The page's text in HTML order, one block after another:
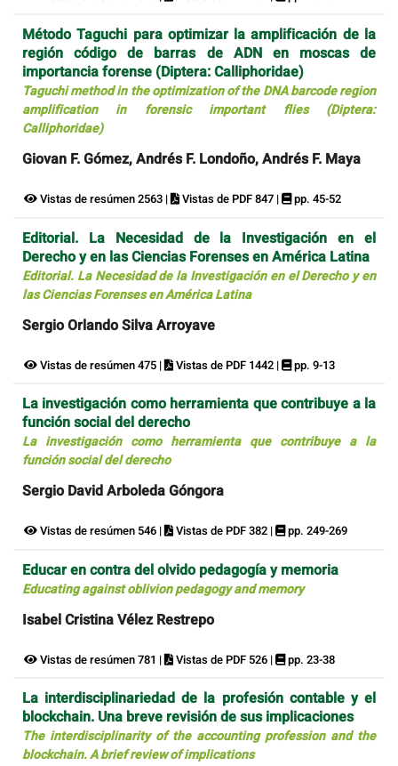
Método Taguchi para optimizar la amplificación de la
región código de barras de ADN en moscas de
importancia forense (Diptera: Calliphoridae)
Taguchi method in the optimization of the DNA barcode region
amplification in forensic important flies (Diptera:
Calliphoridae)
Giovan F. Gómez, Andrés F. Londoño, Andrés F. Maya
Vistas de resúmen 2563 | Vistas de PDF 847 | pp. 45-52
Editorial. La Necesidad de la Investigación en el
Derecho y en las Ciencias Forenses en América Latina
Editorial. La Necesidad de la Investigación en el Derecho y en
las Ciencias Forenses en América Latina
Sergio Orlando Silva Arroyave
Vistas de resúmen 475 | Vistas de PDF 1442 | pp. 9-13
La investigación como herramienta que contribuye a la
función social del derecho
La investigación como herramienta que contribuye a la
función social del derecho
Sergio David Arboleda Góngora
Vistas de resúmen 546 | Vistas de PDF 382 | pp. 249-269
Educar en contra del olvido pedagogía y memoria
Educating against oblivion pedagogy and memory
Isabel Cristina Vélez Restrepo
Vistas de resúmen 781 | Vistas de PDF 526 | pp. 23-38
La interdisciplinariedad de la profesión contable y el
blockchain. Una breve revisión de sus implicaciones
The interdisciplinarity of the accounting profession and the
blockchain. A brief review of implications